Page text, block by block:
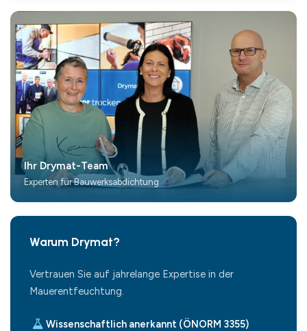
Ihr Drymat-Team
Experten für Bauwerksabdichtung
Warum Drymat?
Vertrauen Sie auf jahrelange Expertise in der
Mauerentfeuchtung.
Wissenschaftlich anerkannt (ÖNORM 3355)